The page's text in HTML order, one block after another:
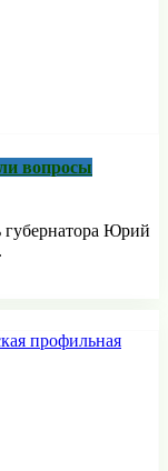
вопросы
губернатора Юрий